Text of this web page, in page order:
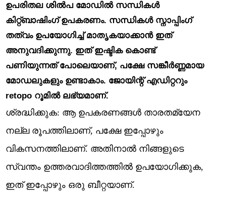
ഉപരിതല ശിൽപ മോഡിൽ സന്ധികൾ
കിറ്റ്ബാഷിംഗ് ഉപകരണം. സന്ധികൾ സ്നാപ്പിംഗ്
തത്വം ഉപയോഗിച്ച് മാതൃകയാക്കാൻ ഇത്
അനുവദിക്കുന്നു. ഇത് ഇഷ്ടിക കൊണ്ട്
പണിയുന്നത് പോലെയാണ്, പക്ഷേ സങ്കീർണ്ണമായ
മോഡലുകളും ഉണ്ടാകാം. ജോയിന്റ് എഡിറ്ററും
retopo റൂമിൽ ലഭ്യമാണ്.
ശ്രദ്ധിക്കുക: ആ ഉപകരണങ്ങൾ താരതമ്യേന
നല്ല രൂപത്തിലാണ്, പക്ഷേ ഇപ്പോഴും
വികസനത്തിലാണ്. അതിനാൽ നിങ്ങളുടെ
സ്വന്തം ഉത്തരവാദിത്തത്തിൽ ഉപയോഗിക്കുക,
ഇത് ഇപ്പോഴും ഒരു ബീറ്റയാണ്.